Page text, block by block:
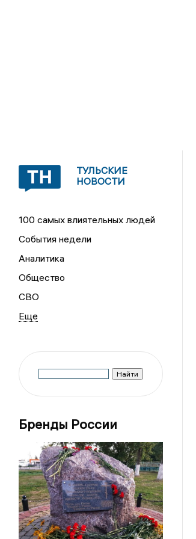
ТУЛЬСКИЕ
НОВОСТИ
100 самых влиятельных людей
События недели
Аналитика
Общество
СВО
Бренды России